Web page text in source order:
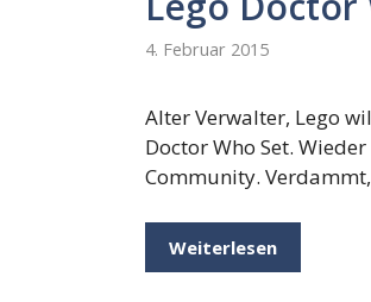
4. Februar 2015
Alter Verwalter, Lego
Doctor Who Set.
Community.
Weiterlesen